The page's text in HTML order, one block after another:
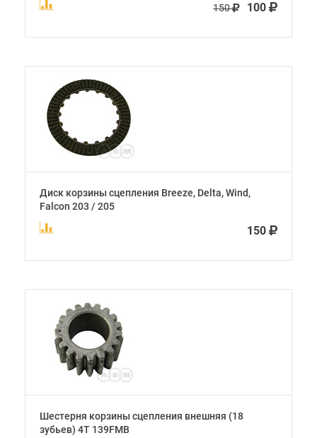
150 100
Диск корзины сцепления Breeze, Delta, Wind,
Falcon 203 / 205
150
Шестерня корзины сцепления внешняя (18
зубьев) 4Т 139FMB